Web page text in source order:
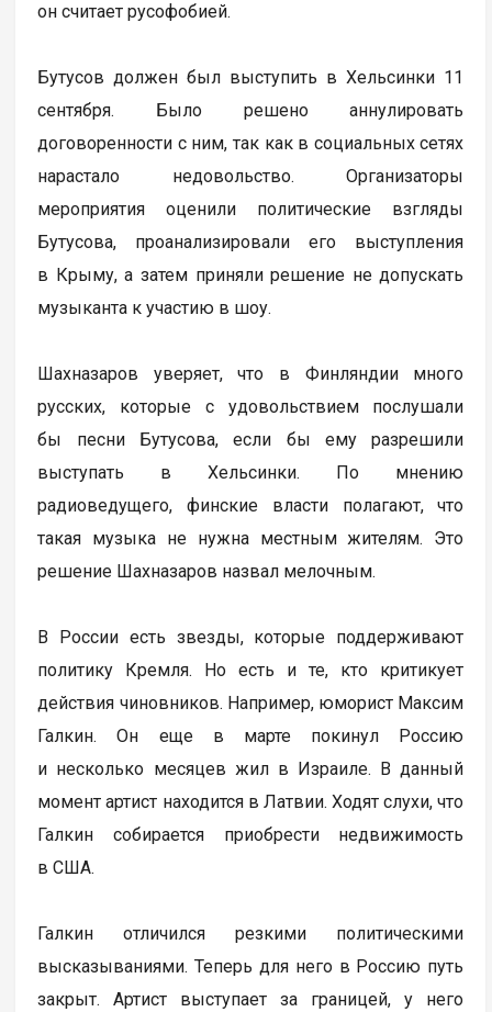
он считает русофобией.
Бутусов должен был выступить в Хельсинки 11
сентября. Было решено аннулировать
договоренности с ним, так как в социальных сетях
нарастало недовольство. Организаторы
мероприятия оценили политические взгляды
Бутусова, проанализировали его выступления
в Крыму, а затем приняли решение не допускать
музыканта к участию в шоу.
Шахназаров уверяет, что в Финляндии много
русских, которые с удовольствием послушали
бы песни Бутусова, если бы ему разрешили
выступать в Хельсинки. По мнению
радиоведущего, финские власти полагают, что
такая музыка не нужна местным жителям. Это
решение Шахназаров назвал мелочным.
В России есть звезды, которые поддерживают
политику Кремля. Но есть и те, кто критикует
действия чиновников. Например, юморист Максим
Галкин. Он еще в марте покинул Россию
и несколько месяцев жил в Израиле. В данный
момент артист находится в Латвии. Ходят слухи, что
Галкин собирается приобрести недвижимость
в США.
Галкин отличился резкими политическими
высказываниями. Теперь для него в Россию путь
закрыт. Артист выступает за границей, у него